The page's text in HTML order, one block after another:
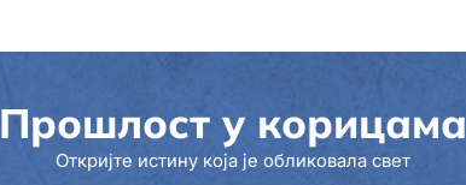
Прошлост у корицама
Откријте истину која је обликовала свет